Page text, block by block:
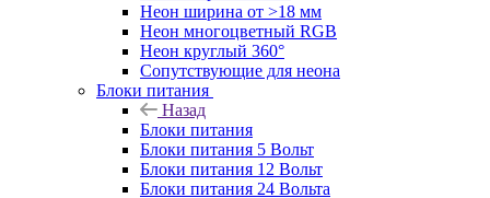
Неон ширина от >18 мм
Неон многоцветный RGB
Неон круглый 360°
Сопутствующие для неона
Блоки питания
Назад
Блоки питания
Блоки питания 5 Вольт
Блоки питания 12 Вольт
Блоки питания 24 Вольта